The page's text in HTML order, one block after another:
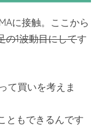
に接触。ここから
の1波動目にしてす
て買いを考えま
ともできるんです